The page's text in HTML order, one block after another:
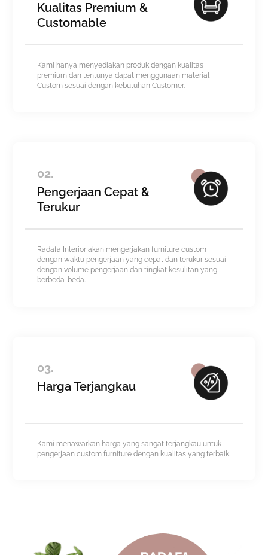
Kualitas Premium &
Customable
Kami hanya menyediakan produk dengan kualitas
premium dan tentunya dapat menggunaan material
Custom sesuai dengan kebutuhan Customer.
02.
Pengerjaan Cepat &
Terukur
Radafa Interior akan mengerjakan furniture custom
dengan waktu pengerjaan yang cepat dan terukur sesuai
dengan volume pengerjaan dan tingkat kesulitan yang
berbeda-beda.
03.
Harga Terjangkau
Kami menawarkan harga yang sangat terjangkau untuk
pengerjaan custom furniture dengan kualitas yang terbaik.